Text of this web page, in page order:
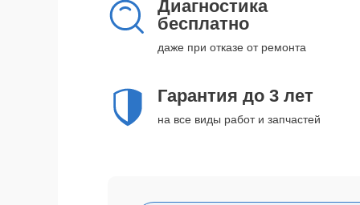
Диагностика
бесплатно
даже при отказе от ремонта
Гарантия до 3 лет
на все виды работ и запчастей